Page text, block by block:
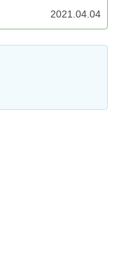
2021.04.04